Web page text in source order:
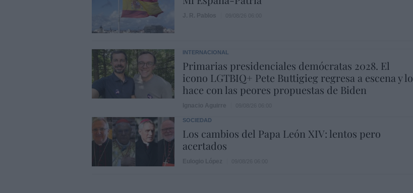
INTERNACIONAL
Primarias presidenciales demócratas 2028. El
icono LGTBIQ+ Pete Buttigieg regresa a escena y lo
hace con las peores propuestas de Biden
SOCIEDAD
Los cambios del Papa León XIV: lentos pero
acertados